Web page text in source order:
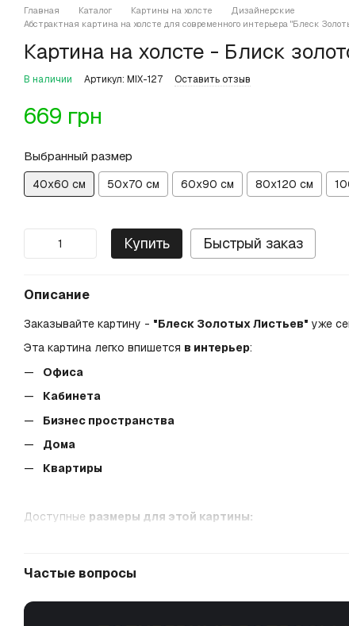
Главная Каталог Картины на холсте
Дизайнерские
Абстрактная картина на холсте для современного интерьера "Блеск
Картина на холсте - Блиск
В наличии Артикул: MIX-127 Оставить отзыв
669 грн
Выбранный размер
40х60 см 50х70 см 60х90 см 80х120 см
Купить Быстрый заказ
Описание
Заказывайте картину - "Блеск Золотых Листьев" уже
Эта картина легко впишется в интерьер:
Офиса
Кабинета
Бизнес пространства
Дома
Квартиры
Доступные размеры для этой картины:
Частые вопросы